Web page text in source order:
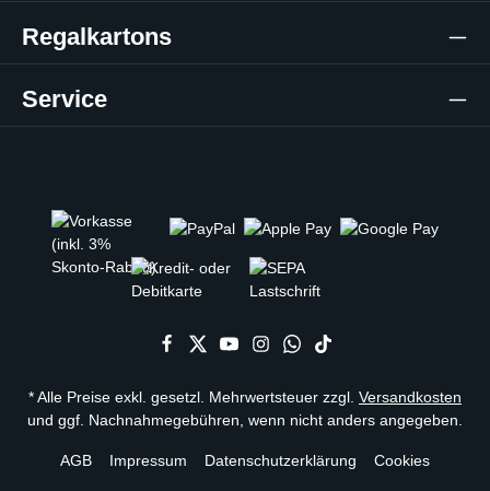
Regalkartons
Service
* Alle Preise exkl. gesetzl. Mehrwertsteuer zzgl. Versandkosten
und ggf. Nachnahmegebühren, wenn nicht anders angegeben.
AGB Impressum Datenschutzerklärung Cookies